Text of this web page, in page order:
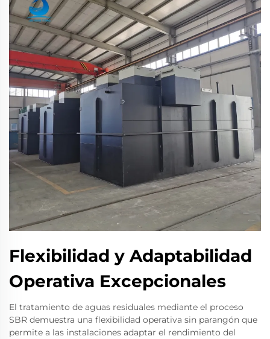
Flexibilidad y Adaptabilidad
Operativa Excepcionales
El tratamiento de aguas residuales mediante el proceso
SBR demuestra una flexibilidad operativa sin parangón que
permite a las instalaciones adaptar el rendimiento del